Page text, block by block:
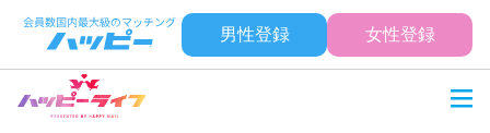
男性登録 女性登録